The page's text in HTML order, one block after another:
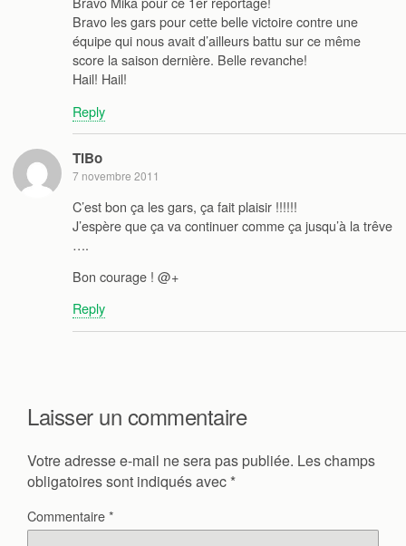
Bravo les gars pour cette belle victoire contre une
équipe qui nous avait d’ailleurs battu sur ce même
score la saison dernière. Belle revanche!
Hail! Hail!
Reply
TiBo
7 novembre 2011
C’est bon ça les gars, ça fait plaisir !!!!!!
J’espère que ça va continuer comme ça jusqu’à la trêve
….
Bon courage ! @+
Reply
Laisser un commentaire
Votre adresse e-mail ne sera pas publiée. Les champs
obligatoires sont indiqués avec *
Commentaire*